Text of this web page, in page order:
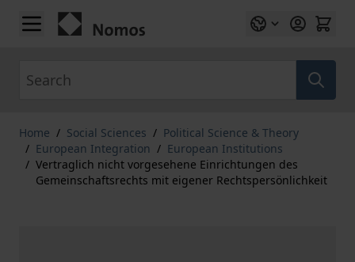
Skip to Content
Home / Social Sciences / Political Science & Theory
/ European Integration / European Institutions
/ Vertraglich nicht vorgesehene Einrichtungen des
Gemeinschaftsrechts mit eigener Rechtspersönlichkeit